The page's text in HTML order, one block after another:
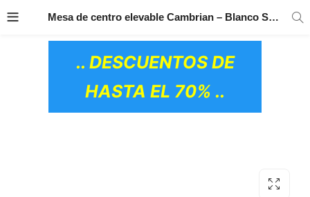
PRODUCTOS
.. DESCUENTOS DE
HASTA EL 70% ..
Mesa de centro elevable Cambrian – Blanco Sanlúcar